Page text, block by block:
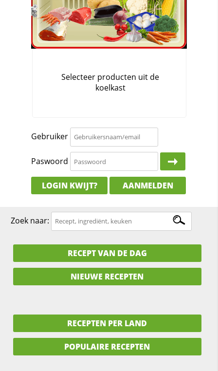
Gebruiker
Paswoord
LOGIN KWIJT? AANMELDEN
Zoek naar:
RECEPT VAN DE DAG
NIEUWE RECEPTEN
RECEPTEN PER LAND
POPULAIRE RECEPTEN